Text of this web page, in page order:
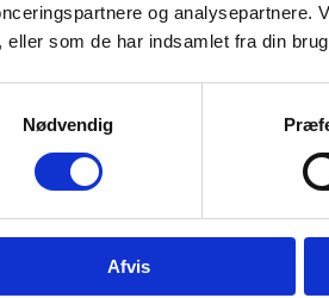
og analysepartnere.
eller som de har indsamlet fra din
Nødvendig
Afvis
og ærmekanter, hjælpep til snoninger.
5 cm.
afgørende for modellens færdige
kombinerer mohair og silke for at
i garderoben. Garnet består af